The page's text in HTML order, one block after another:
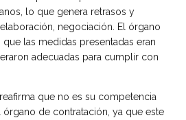
lo que genera retrasos y
negociación. El órgano
las medidas presentadas eran
adecuadas para cumplir con
que no es su competencia
de contratación, ya que este